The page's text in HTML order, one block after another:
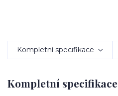
Kompletní specifikace
Kompletní specifikace